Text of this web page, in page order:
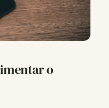
o